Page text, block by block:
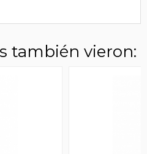
también vieron: